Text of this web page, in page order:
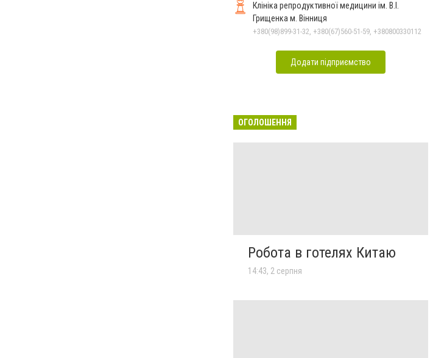
Клініка репродуктивної медицини ім. В.І.
Грищенка м. Вінниця
+380(98)899-31-32, +380(67)560-51-59, +380800330112
Додати підприємство
ОГОЛОШЕННЯ
Робота в готелях Китаю
14:43, 2 серпня